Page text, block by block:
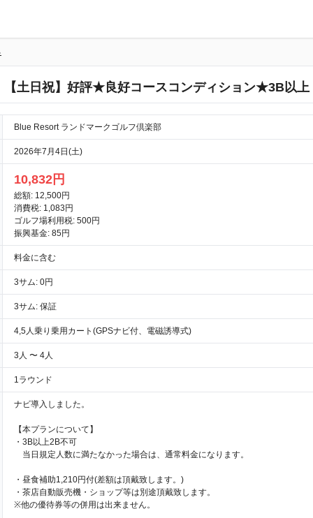
【土日祝】好評★良好コースコンディション★3B以上
Blue Resort ランドマークゴルフ倶楽部
2026年7月4日(土)
10,832円
総額: 12,500円
消費税: 1,083円
ゴルフ場利用税: 500円
振興基金: 85円
料金に含む
3サム: 0円
3サム: 保証
4,5人乗り乗用カート(GPSナビ付、電磁誘導式)
3人 〜 4人
1ラウンド
ナビ導入しました。
【本プランについて】
・3B以上2B不可
当日規定人数に満たなかった場合は、通常料金になります。
・昼食補助1,210円付(差額は頂戴致します。)
・茶店自動販売機・ショップ等は別途頂戴致します。
※他の優待券等の併用は出来ません。